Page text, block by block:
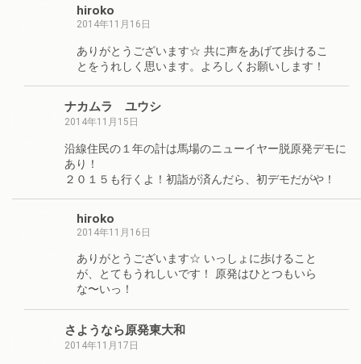
hiroko
2014年11月16日
ありがとうございます☆ 共に声をあげて歩けるこ
とをうれしく思います。よろしくお願いします！
ナカムラ ユウシ
2014年11月15日
沿線住民の１年の計は馬場のニューイヤー脱原発デモに
あり！
２０１５も行くよ！初詣が済んだら、初デモだがや！
hiroko
2014年11月16日
ありがとうございます☆ いっしょに歩けること
が、とてもうれしいです！ 原発はひとつもいら
な〜いっ！
さようなら原発東大和
2014年11月17日